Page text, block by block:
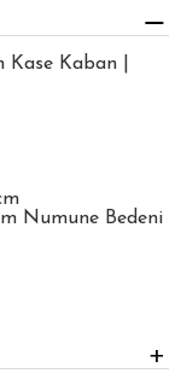
Kaban |
Numune Bedeni